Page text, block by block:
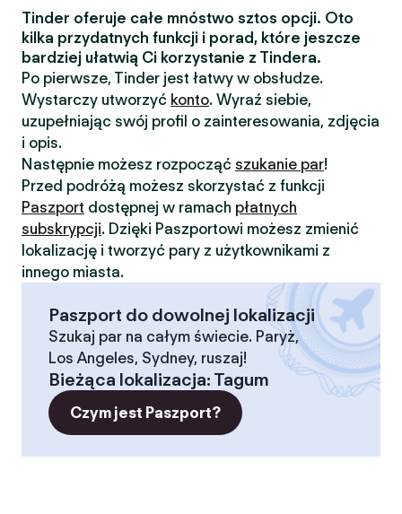
Tinder oferuje całe mnóstwo sztos opcji. Oto
kilka przydatnych funkcji i porad, które jeszcze
bardziej ułatwią Ci korzystanie z Tindera.
Po pierwsze, Tinder jest łatwy w obsłudze.
Wystarczy utworzyć konto. Wyraź siebie,
uzupełniając swój profil o zainteresowania, zdjęcia
i opis.
Następnie możesz rozpocząć szukanie par!
Przed podróżą możesz skorzystać z funkcji
Paszport dostępnej w ramach płatnych
subskrypcji. Dzięki Paszportowi możesz zmienić
lokalizację i tworzyć pary z użytkownikami z
innego miasta.
Paszport do dowolnej lokalizacji
Szukaj par na całym świecie. Paryż,
Los Angeles, Sydney, ruszaj!
Bieżąca lokalizacja: Tagum
Czym jest Paszport?